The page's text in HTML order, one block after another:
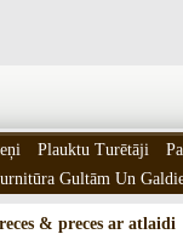
& preces ar atlaidi
Plauktu Turētāji
Gultām Un